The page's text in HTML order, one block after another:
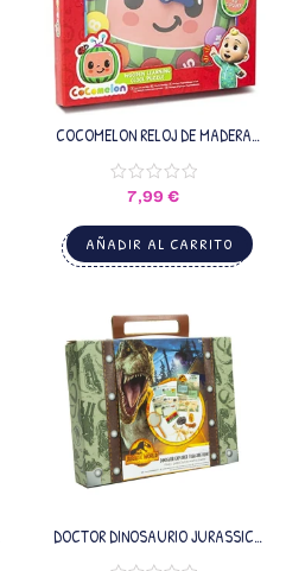
COCOMELON RELOJ DE MADERA
7,99€
AÑADIR AL CARRITO
DOCTOR DINOSAURIO JURASSIC